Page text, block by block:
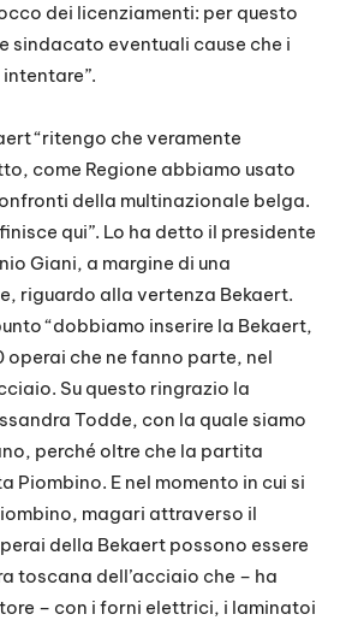
dei licenziamenti: per questo
sindacato eventuali cause che i
“ritengo che veramente
come Regione abbiamo usato
della multinazionale belga.
qui”. Lo ha detto il presidente
Giani, a margine di una
riguardo alla vertenza Bekaert.
“dobbiamo inserire la Bekaert,
operai che ne fanno parte, nel
Su questo ringrazio la
Todde, con la quale siamo
perché oltre che la partita
Piombino. E nel momento in cui si
magari attraverso il
della Bekaert possono essere
toscana dell’acciaio che – ha
– con i forni elettrici, i laminatoi